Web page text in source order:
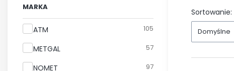
MARKA
Marka
ATM 105
METGAL 57
NOMET 97
Sortowanie:
Domyślne